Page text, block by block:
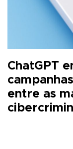
ChatGPT
entre as